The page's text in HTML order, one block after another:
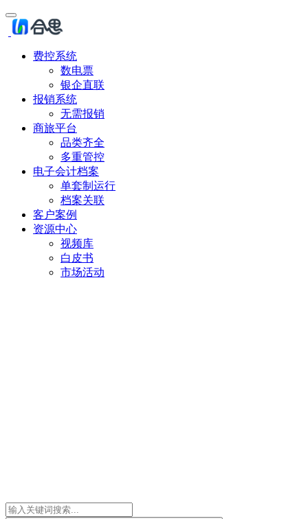
费控系统
数电票
银企直联
报销系统
无需报销
商旅平台
品类齐全
多重管控
电子会计档案
单套制运行
档案关联
客户案例
资源中心
视频库
白皮书
市场活动